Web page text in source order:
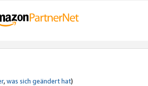
,was sich geändert hat)